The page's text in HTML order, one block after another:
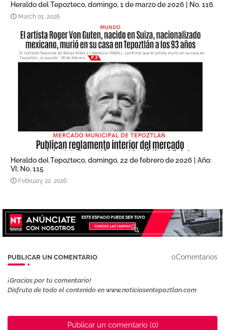
Heraldo del Tepozteco, domingo, 1 de marzo de 2026 | No. 116
March 01, 2026
Heraldo del Tepozteco, domingo, 22 de febrero de 2026 | Año:
VI; No. 115
February 22, 2026
PUBLICAR UN COMENTARIO 0Comentarios
¡Gracias por tu comentario!
Disfruta de todo el contenido en www.noticiasentepoztlan.com
Publicar un comentario (0)